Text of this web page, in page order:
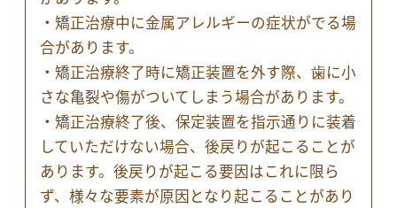
・矯正治療中に金属アレルギーの症状がでる場
合があります。
・矯正治療終了時に矯正装置を外す際、歯に小
さな亀裂や傷がついてしまう場合があります。
・矯正治療終了後、保定装置を指示通りに装着
していただけない場合、後戻りが起こることが
あります。後戻りが起こる要因はこれに限ら
ず、様々な要素が原因となり起こることがあり